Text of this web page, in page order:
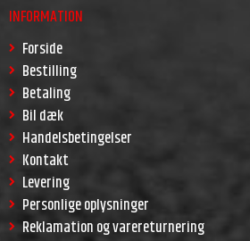
INFORMATION
Forside
Bestilling
Betaling
Bil dæk
Handelsbetingelser
Kontakt
Levering
Personlige oplysninger
Reklamation og varereturnering